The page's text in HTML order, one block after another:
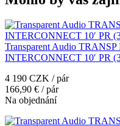
Transparent Audio
INTERCONNECT 10′ PR
4 190 CZK / pár
166,90 € / pár
Na objednání